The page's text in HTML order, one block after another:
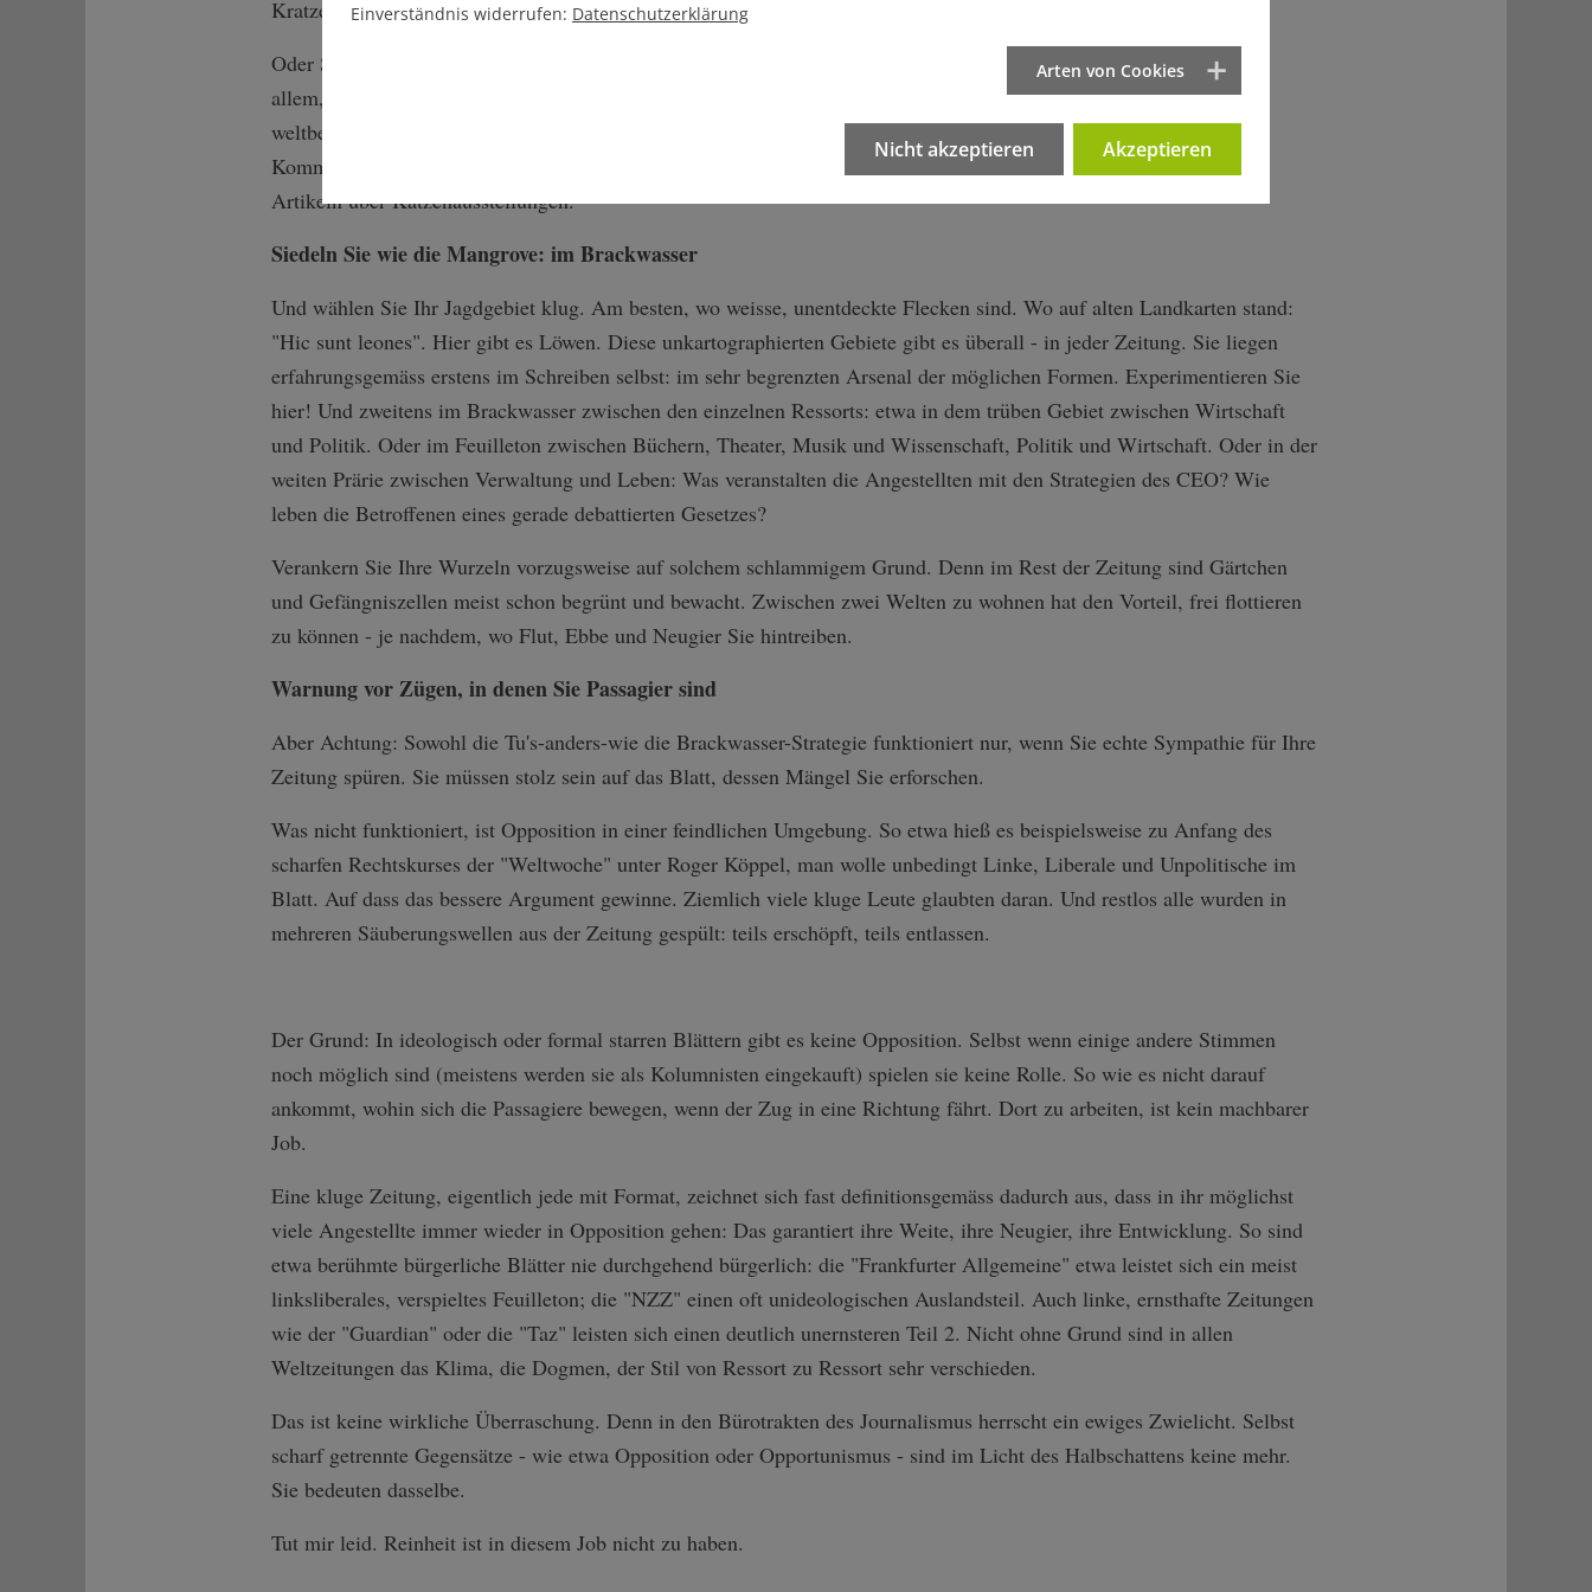
Kratzen Sie Publikum und Dogmen.
Oder Sie landen in einer biederen Lokalzeitung. Dann halten Sie Ausschau nach
allem, was Weite verspricht. Nach weitgereisten Leuten, nach den
weltbewegenden Strömungen im Kleinen: Denn diese sind Ihr wahres Thema.
Kommentieren Sie das Lokale nie eng, sondern mit grossem Herzen. Benützen Sie Zitate von Philosophen in den
Artikeln über Katzenausstellungen.
Siedeln Sie wie die Mangrove: im Brackwasser
Und wählen Sie Ihr Jagdgebiet klug. Am besten, wo weisse, unentdeckte Flecken sind. Wo auf alten Landkarten stand:
"Hic sunt leones". Hier gibt es Löwen. Diese unkartographierten Gebiete gibt es überall - in jeder Zeitung. Sie liegen
erfahrungsgemäss erstens im Schreiben selbst: im sehr begrenzten Arsenal der möglichen Formen. Experimentieren Sie
hier! Und zweitens im Brackwasser zwischen den einzelnen Ressorts: etwa in dem trüben Gebiet zwischen Wirtschaft
und Politik. Oder im Feuilleton zwischen Büchern, Theater, Musik und Wissenschaft, Politik und Wirtschaft. Oder in der
weiten Prärie zwischen Verwaltung und Leben: Was veranstalten die Angestellten mit den Strategien des CEO? Wie
leben die Betroffenen eines gerade debattierten Gesetzes?
Verankern Sie Ihre Wurzeln vorzugsweise auf solchem schlammigem Grund. Denn im Rest der Zeitung sind Gärtchen
und Gefängniszellen meist schon begrünt und bewacht. Zwischen zwei Welten zu wohnen hat den Vorteil, frei flottieren
zu können - je nachdem, wo Flut, Ebbe und Neugier Sie hintreiben.
Warnung vor Zügen, in denen Sie Passagier sind
Aber Achtung: Sowohl die Tu's-anders-wie die Brackwasser-Strategie funktioniert nur, wenn Sie echte Sympathie für Ihre
Zeitung spüren. Sie müssen stolz sein auf das Blatt, dessen Mängel Sie erforschen.
Was nicht funktioniert, ist Opposition in einer feindlichen Umgebung. So etwa hieß es beispielsweise zu Anfang des
scharfen Rechtskurses der "Weltwoche" unter Roger Köppel, man wolle unbedingt Linke, Liberale und Unpolitische im
Blatt. Auf dass das bessere Argument gewinne. Ziemlich viele kluge Leute glaubten daran. Und restlos alle wurden in
mehreren Säuberungswellen aus der Zeitung gespült: teils erschöpft, teils entlassen.
Der Grund: In ideologisch oder formal starren Blättern gibt es keine Opposition. Selbst wenn einige andere Stimmen
noch möglich sind (meistens werden sie als Kolumnisten eingekauft) spielen sie keine Rolle. So wie es nicht darauf
ankommt, wohin sich die Passagiere bewegen, wenn der Zug in eine Richtung fährt. Dort zu arbeiten, ist kein machbarer
Job.
Eine kluge Zeitung, eigentlich jede mit Format, zeichnet sich fast definitionsgemäss dadurch aus, dass in ihr möglichst
viele Angestellte immer wieder in Opposition gehen: Das garantiert ihre Weite, ihre Neugier, ihre Entwicklung. So sind
etwa berühmte bürgerliche Blätter nie durchgehend bürgerlich: die "Frankfurter Allgemeine" etwa leistet sich ein meist
linksliberales, verspieltes Feuilleton; die "NZZ" einen oft unideologischen Auslandsteil. Auch linke, ernsthafte Zeitungen
wie der "Guardian" oder die "Taz" leisten sich einen deutlich unernsteren Teil 2. Nicht ohne Grund sind in allen
Weltzeitungen das Klima, die Dogmen, der Stil von Ressort zu Ressort sehr verschieden.
Das ist keine wirkliche Überraschung. Denn in den Bürotrakten des Journalismus herrscht ein ewiges Zwielicht. Selbst
scharf getrennte Gegensätze - wie etwa Opposition oder Opportunismus - sind im Licht des Halbschattens keine mehr.
Sie bedeuten dasselbe.
Tut mir leid. Reinheit ist in diesem Job nicht zu haben.
Einverständnis widerrufen: Datenschutzerklärung
Arten von Cookies
Nicht akzeptieren Akzeptieren